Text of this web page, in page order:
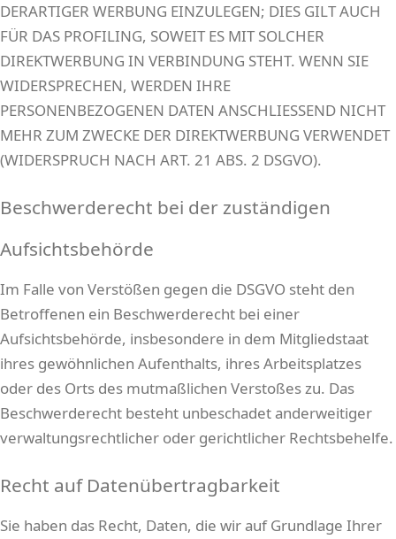
DERARTIGER WERBUNG EINZULEGEN; DIES GILT AUCH
FÜR DAS PROFILING, SOWEIT ES MIT SOLCHER
DIREKTWERBUNG IN VERBINDUNG STEHT. WENN SIE
WIDERSPRECHEN, WERDEN IHRE
PERSONENBEZOGENEN DATEN ANSCHLIESSEND NICHT
MEHR ZUM ZWECKE DER DIREKTWERBUNG VERWENDET
(WIDERSPRUCH NACH ART. 21 ABS. 2 DSGVO).
Beschwerde­recht bei der zuständigen
Aufsichts­behörde
Im Falle von Verstößen gegen die DSGVO steht den
Betroffenen ein Beschwerderecht bei einer
Aufsichtsbehörde, insbesondere in dem Mitgliedstaat
ihres gewöhnlichen Aufenthalts, ihres Arbeitsplatzes
oder des Orts des mutmaßlichen Verstoßes zu. Das
Beschwerderecht besteht unbeschadet anderweitiger
verwaltungsrechtlicher oder gerichtlicher Rechtsbehelfe.
Recht auf Daten­übertrag­barkeit
Sie haben das Recht, Daten, die wir auf Grundlage Ihrer